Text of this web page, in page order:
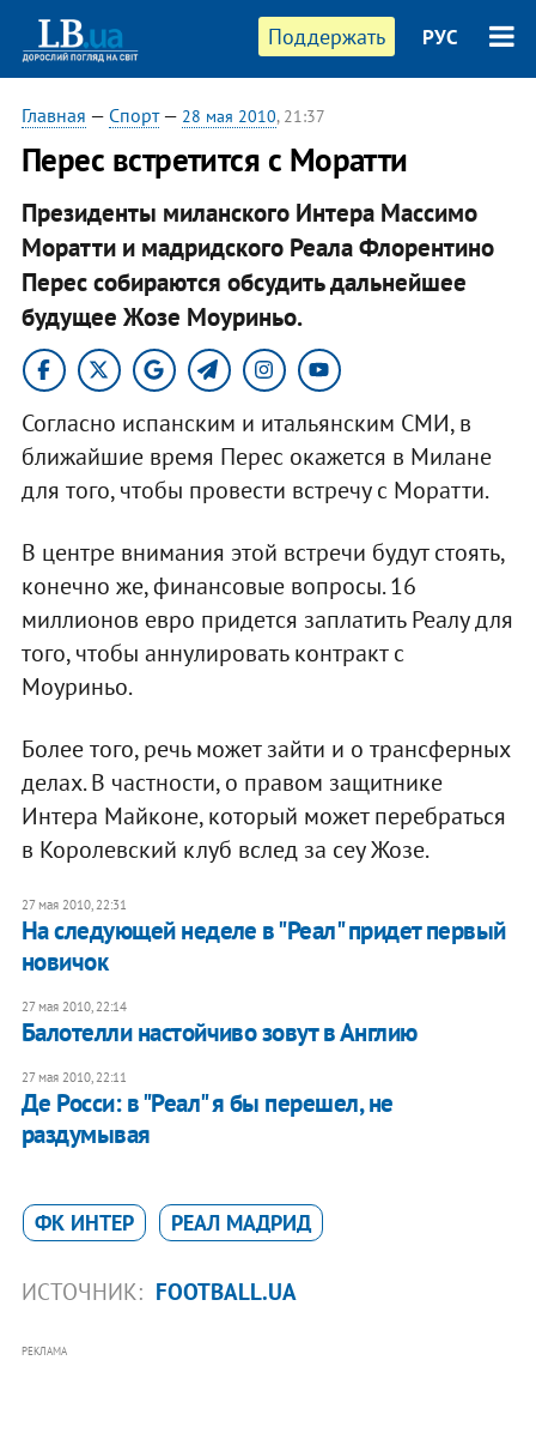
Поддержать РУС
Главная — Спорт— 28 мая 2010, 21:37
Перес встретится с Моратти
Президенты миланского Интера Массимо
Моратти и мадридского Реала Флорентино
Перес собираются обсудить дальнейшее
будущее Жозе Моуриньо.
Согласно испанским и итальянским СМИ, в
ближайшие время Перес окажется в Милане
для того, чтобы провести встречу с Моратти.
В центре внимания этой встречи будут стоять,
конечно же, финансовые вопросы. 16
миллионов евро придется заплатить Реалу для
того, чтобы аннулировать контракт с
Моуриньо.
Более того, речь может зайти и о трансферных
делах. В частности, о правом защитнике
Интера Майконе, который может перебраться
в Королевский клуб вслед за сеу Жозе.
27 мая 2010, 22:31
На следующей неделе в "Реал" придет первый
новичок
27 мая 2010, 22:14
Балотелли настойчиво зовут в Англию
27 мая 2010, 22:11
Де Росси: в "Реал" я бы перешел, не
раздумывая
ФК ИНТЕР РЕАЛ МАДРИД
ИСТОЧНИК: FOOTBALL.UA
РЕКЛАМА